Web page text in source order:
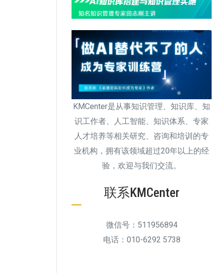
KMCenter是从事知识管理、知识库、知
识工作者、人工智能、知识体系、专家
人才培养等相关研究、咨询和培训的专
业机构，拥有该领域超过20年以上的经
验，欢迎与我们交流。
联系KMCenter
微信号：511956894
电话：010-6292 5738